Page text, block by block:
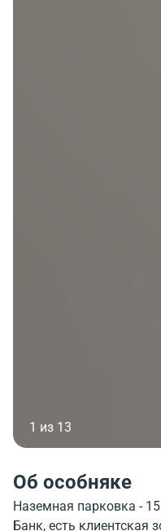
1 из 13
Об особняке
Наземная парковка -
Банк, есть клиентская